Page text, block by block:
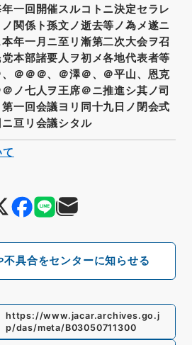
不具合をセンターに知らせる
一回開催スルコトニ決定セラレ
関係ト孫文ノ逝去等ノ為メ遂ニ
年一月ニ至リ漸第二次大会ヲ召
本部諸要人ヲ初メ各地代表者等
＠＠＠、＠澤＠、＠平山、恩克
ノ七人ヲ王席＠ニ推進シ其ノ司
一回会議ヨリ同十九日ノ閉会式
亘リ会議シタル
https://www.jacar.archives.go.j
p/das/meta/B03050711300